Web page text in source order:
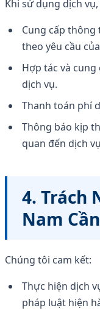
Khi sử dụng dịch
Cung cấp thông
theo yêu cầu
Hợp tác và
dịch vụ.
Thanh toán phí
Thông báo kịp
quan đến dịch
4. Trách
Nam
Chúng tôi cam kết:
Thực hiện dịch
pháp luật hiện